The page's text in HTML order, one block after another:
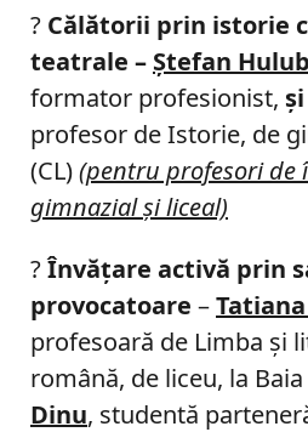
? Călătorii prin istorie
teatrale – Ştefan
formator profesionist, şi
profesor de Istorie, de
(CL)(pentru profesori de
gimnazial şi liceal)
?Învățare activă prin
provocatoare –
profesoară de Limba şi
română, de liceu, la
Dinu, studentă